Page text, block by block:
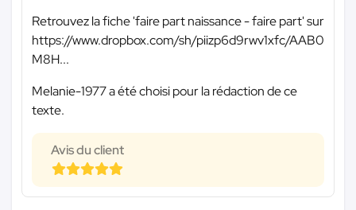
Retrouvez la fiche 'faire part naissance - faire part' sur
https://www.dropbox.com/sh/piizp6d9rwv1xfc/AAB0
M8H...
Melanie-1977 a été choisi pour la rédaction de ce
texte.
Avis du client